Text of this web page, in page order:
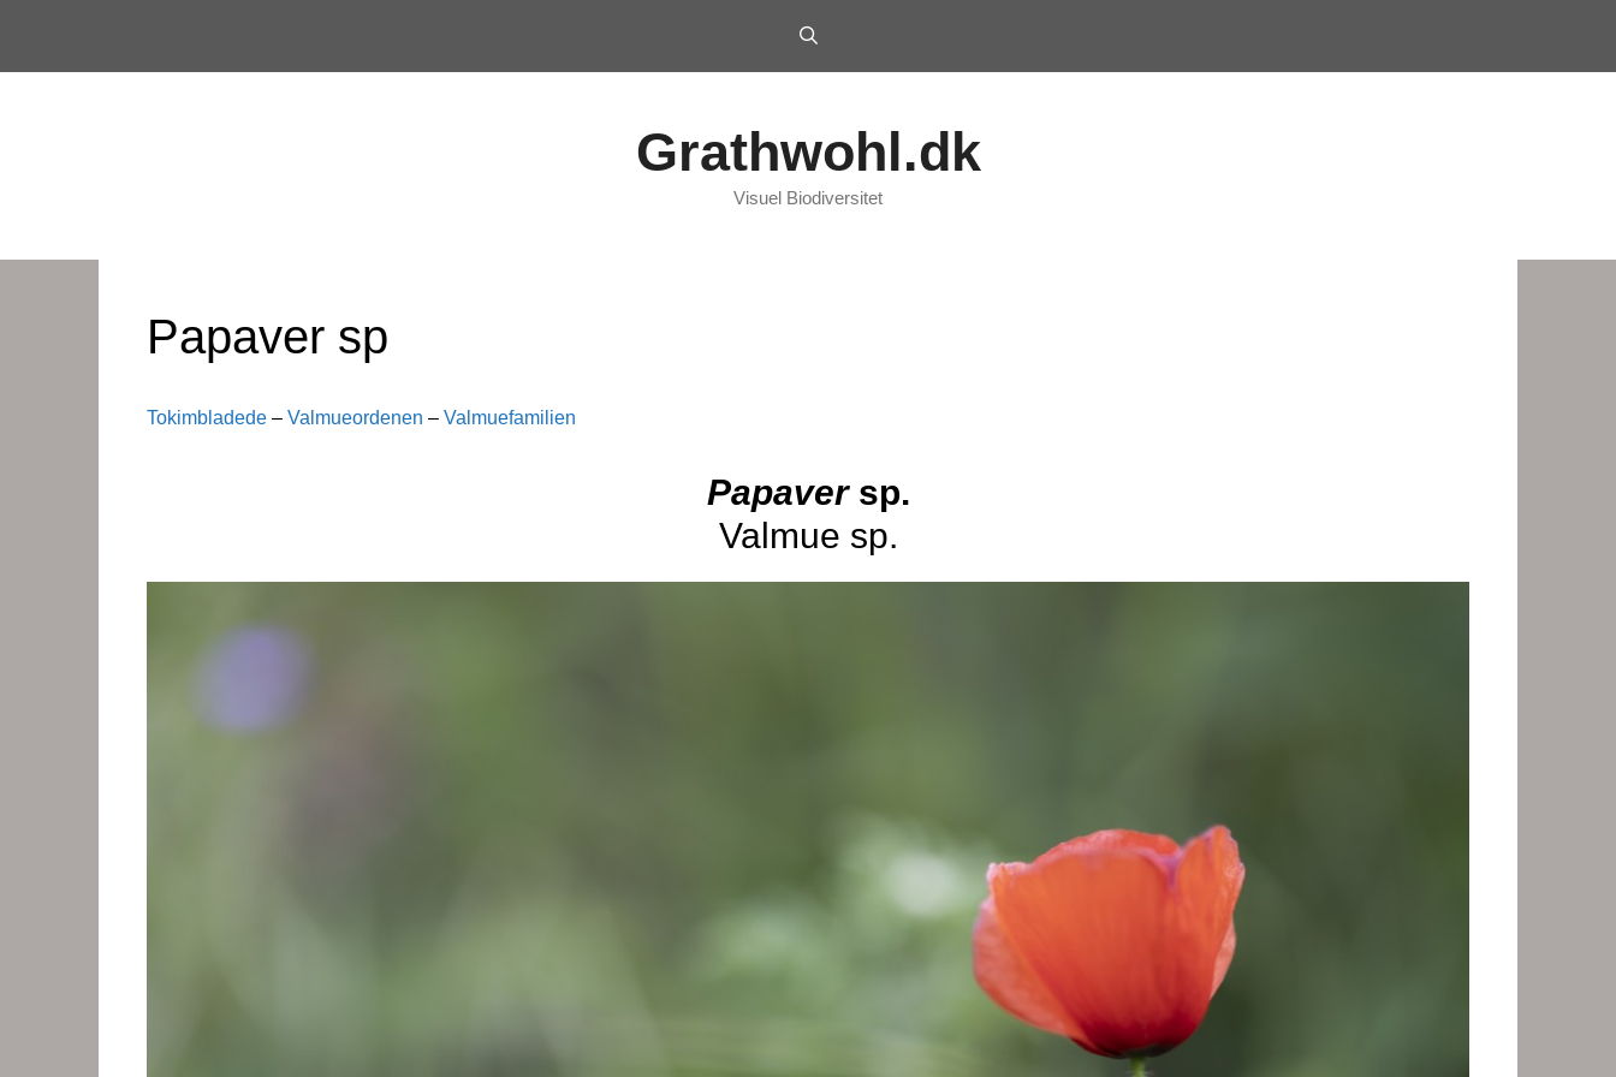
content
Grathwohl.dk
Visuel Biodiversitet
Papaver sp
Tokimbladede – Valmueordenen – Valmuefamilien
Papaver sp.
Valmue sp.